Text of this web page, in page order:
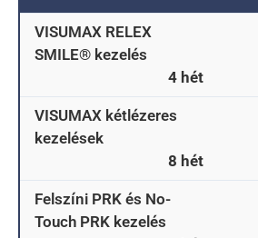
VISUMAX RELEX
SMILE® kezelés
4 hét
VISUMAX kétlézeres
kezelések
8 hét
Felszíni PRK és No-
Touch PRK kezelés